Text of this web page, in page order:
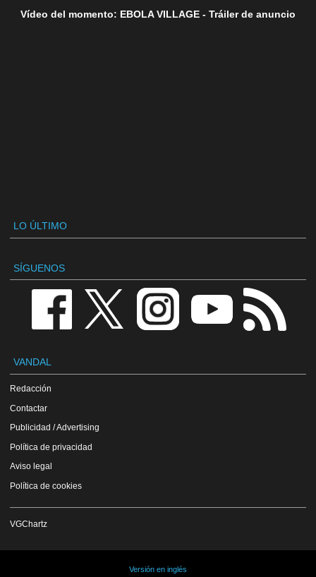
Vídeo del momento: EBOLA VILLAGE - Tráiler de anuncio
LO ÚLTIMO
SÍGUENOS
VANDAL
Redacción
Contactar
Publicidad / Advertising
Política de privacidad
Aviso legal
Política de cookies
VGChartz
Versión en inglés